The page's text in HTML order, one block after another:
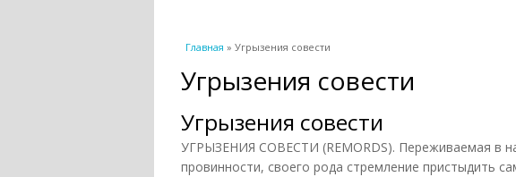
Вы здесь
Главная » Угрызения совести
Угрызения совести
Угрызения совести
УГРЫЗЕНИЯ СОВЕСТИ (REMORDS). Переживаемая в
провинности, своего рода стремление пристыдить